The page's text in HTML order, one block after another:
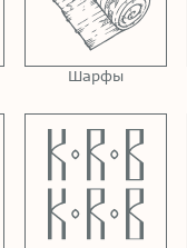
Шарфы